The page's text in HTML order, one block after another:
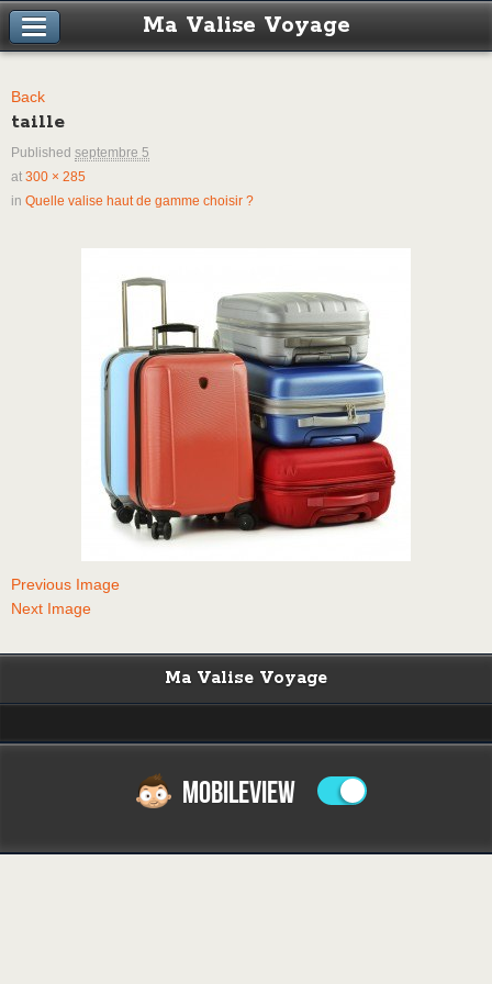
Ma Valise Voyage
Back
taille
Published septembre 5
at 300 × 285
in Quelle valise haut de gamme choisir ?
Previous Image
Next Image
Ma Valise Voyage
MOBILEVIEW